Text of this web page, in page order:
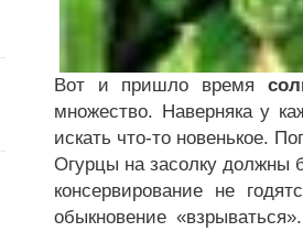
Вот и пришло время
множество. Наверняка у
искать что-то новенькое.
Огурцы на засолку
консервирование не
обыкновение